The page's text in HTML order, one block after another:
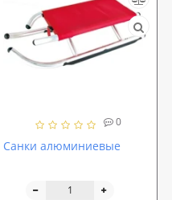
0
Санки алюминиевые